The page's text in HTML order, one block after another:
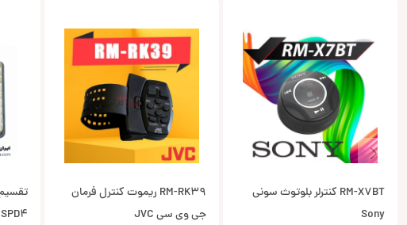
RM-X7BT کنترلر بلوتوث سونی
Sony
RM-RK39 ریموت کنترل فرمان
جی وی سی JVC
SPD4